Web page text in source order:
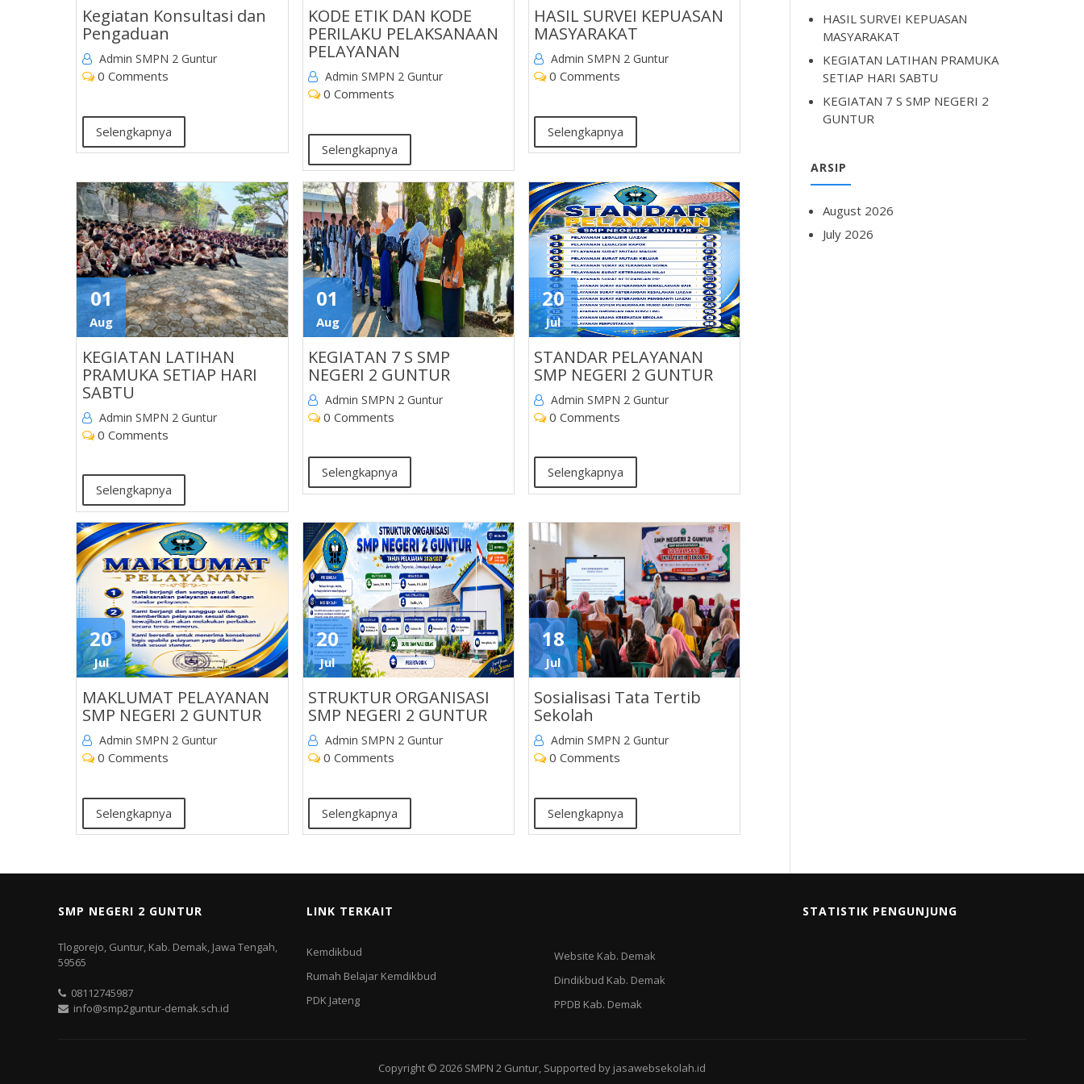
Kegiatan Konsultasi dan
Pengaduan
Admin SMPN 2 Guntur
0 Comments
Selengkapnya
KODE ETIK DAN KODE
PERILAKU PELAKSANAAN
PELAYANAN
Admin SMPN 2 Guntur
0 Comments
Selengkapnya
HASIL SURVEI KEPUASAN
MASYARAKAT
Admin SMPN 2 Guntur
0 Comments
Selengkapnya
01
Aug
KEGIATAN LATIHAN
PRAMUKA SETIAP HARI
SABTU
Admin SMPN 2 Guntur
0 Comments
Selengkapnya
01
Aug
KEGIATAN 7 S SMP
NEGERI 2 GUNTUR
Admin SMPN 2 Guntur
0 Comments
Selengkapnya
20
Jul
STANDAR PELAYANAN
SMP NEGERI 2 GUNTUR
Admin SMPN 2 Guntur
0 Comments
Selengkapnya
20
Jul
MAKLUMAT PELAYANAN
SMP NEGERI 2 GUNTUR
Admin SMPN 2 Guntur
0 Comments
Selengkapnya
20
Jul
STRUKTUR ORGANISASI
SMP NEGERI 2 GUNTUR
Admin SMPN 2 Guntur
0 Comments
Selengkapnya
18
Jul
Sosialisasi Tata Tertib
Sekolah
Admin SMPN 2 Guntur
0 Comments
Selengkapnya
HASIL SURVEI KEPUASAN
MASYARAKAT
KEGIATAN LATIHAN PRAMUKA
SETIAP HARI SABTU
KEGIATAN 7 S SMP NEGERI 2
GUNTUR
ARSIP
August 2026
July 2026
SMP NEGERI 2 GUNTUR
Tlogorejo, Guntur, Kab. Demak, Jawa Tengah,
59565
08112745987
info@smp2guntur-demak.sch.id
LINK TERKAIT
Kemdikbud
Rumah Belajar Kemdikbud
PDK Jateng
Website Kab. Demak
Dindikbud Kab. Demak
PPDB Kab. Demak
STATISTIK PENGUNJUNG
Copyright © 2026 SMPN 2 Guntur, Supported by jasawebsekolah.id